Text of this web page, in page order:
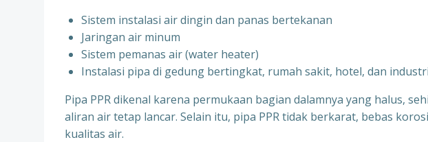
Sistem instalasi air dingin dan panas bertekanan
⁠Jaringan air minum
⁠Sistem pemanas air (water heater)
⁠Instalasi pipa di gedung bertingkat, rumah sakit, hotel, dan
Pipa PPR dikenal karena permukaan bagian dalamnya yang halus,
aliran air tetap lancar. Selain itu, pipa PPR tidak berkarat, bebas
kualitas air.